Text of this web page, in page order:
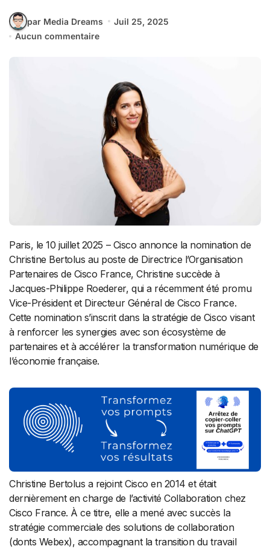
par Media Dreams
Juil 25, 2025
Aucun commentaire
Paris, le 10 juillet 2025 – Cisco annonce la nomination de
Christine Bertolus au poste de Directrice l’Organisation
Partenaires de Cisco France, Christine succède à
Jacques-Philippe Roederer, qui a récemment été promu
Vice-Président et Directeur Général de Cisco France.
Cette nomination s’inscrit dans la stratégie de Cisco visant
à renforcer les synergies avec son écosystème de
partenaires et à accélérer la transformation numérique de
l’économie française.
Christine Bertolus a rejoint Cisco en 2014 et était
dernièrement en charge de l’activité Collaboration chez
Cisco France. À ce titre, elle a mené avec succès la
stratégie commerciale des solutions de collaboration
(donts Webex), accompagnant la transition du travail